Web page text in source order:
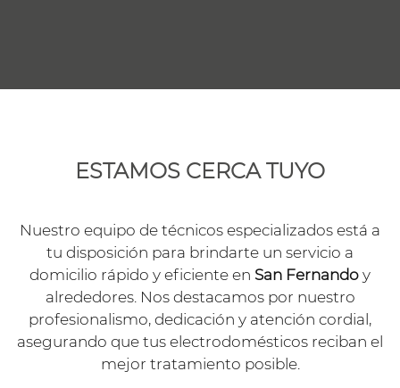
ESTAMOS CERCA TUYO
Nuestro equipo de técnicos especializados está a
tu disposición para brindarte un servicio a
domicilio rápido y eficiente en San Fernando y
alrededores. Nos destacamos por nuestro
profesionalismo, dedicación y atención cordial,
asegurando que tus electrodomésticos reciban el
mejor tratamiento posible.